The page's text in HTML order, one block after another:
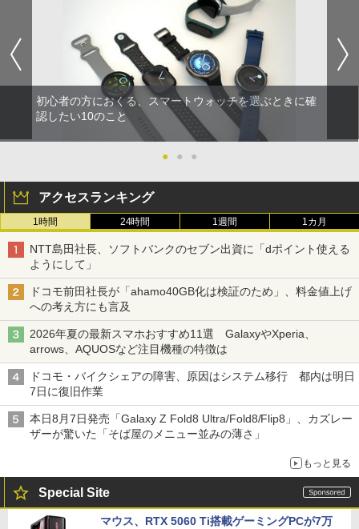
初心者の方におくる、スマートウォッチを選ぶときに確
認したい10のこと
● ● ●
アクセスランキング
1時間 24時間 1週間 1カ月
NTT島田社長、ソフトバンクのセブン出資に「dポイント使える
ようにして」
ドコモ前田社長が「ahamo40GB化は検証のため」、料金値上げ
への考え方にも言及
2026年夏の最新スマホおすすめ11選 GalaxyやXperia、
arrows、AQUOSなど注目機種の特徴は
ドコモ・バイクシェアの障害、原因はシステム移行 都内は明日
7日に復旧作業
本日8月7日発売「Galaxy Z Fold8 Ultra/Fold8/Flip8」、カズレー
ザーが驚いた「そば屋のメニュー並みの薄さ」
もっと見る
Special Site
マウス、RTX 5060 Ti搭載ゲーミングPCが7万